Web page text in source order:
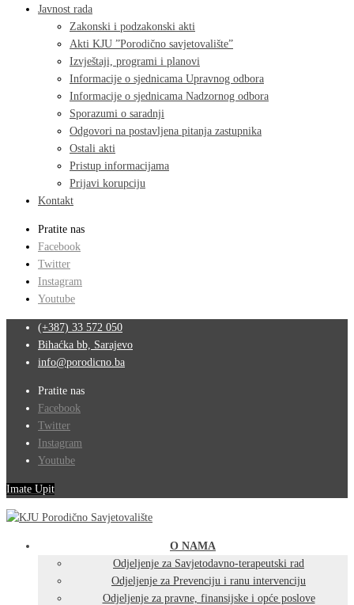
Javnost rada
Zakonski i podzakonski akti
Akti KJU ”Porodično savjetovalište”
Izvještaji, programi i planovi
Informacije o sjednicama Upravnog odbora
Informacije o sjednicama Nadzornog odbora
Sporazumi o saradnji
Odgovori na postavljena pitanja zastupnika
Ostali akti
Pristup informacijama
Prijavi korupciju
Kontakt
Pratite nas
Facebook
Twitter
Instagram
Youtube
(+387) 33 572 050
Bihaćka bb, Sarajevo
info@porodicno.ba
Pratite nas
Facebook
Twitter
Instagram
Youtube
Imate Upit
O NAMA
Odjeljenje za Savjetodavno-terapeutski rad
Odjeljenje za Prevenciju i ranu intervenciju
Odjeljenje za pravne, finansijske i opće poslove